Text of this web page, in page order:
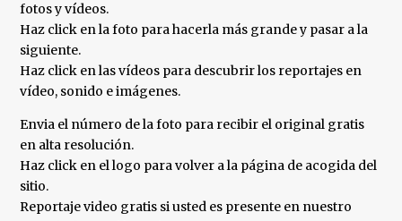
fotos y vídeos.
Haz click en la foto para hacerla más grande y pasar a la
siguiente.
Haz click en las vídeos para descubrir los reportajes en
vídeo, sonido e imágenes.
Envia el número de la foto para recibir el original gratis
en alta resolución.
Haz click en el logo para volver a la página de acogida del
sitio.
Reportaje video gratis si usted es presente en nuestro